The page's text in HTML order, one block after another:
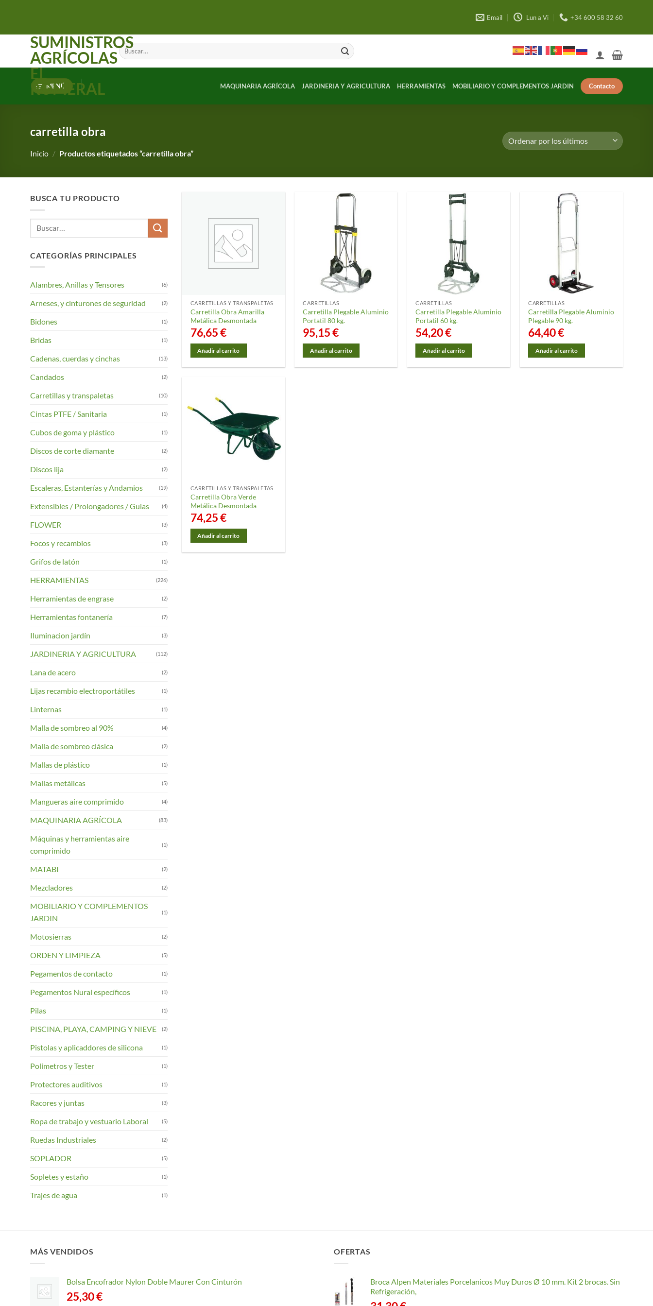
Email Lun a Vi +34 600 58 32 60
SUMINISTROS
AGRÍCOLAS
EL
ROMERAL
Buscar
por:
MENÚ MAQUINARIA AGRÍCOLA JARDINERIA Y AGRICULTURA HERRAMIENTAS MOBILIARIO Y COMPLEMENTOS JARDIN Contacto
carretilla obra
Inicio / Productos etiquetados “carretilla obra”
BUSCA TU PRODUCTO
Buscar
CATEGORÍAS PRINCIPALES
Alambres, Anillas y Tensores (6)
Arneses, y cinturones de seguridad (2)
Bidones (1)
Bridas (1)
Cadenas, cuerdas y cinchas (13)
Candados (2)
Carretillas y transpaletas (10)
Cintas PTFE / Sanitaria (1)
Cubos de goma y plástico (1)
Discos de corte diamante (2)
Discos lija (2)
Escaleras, Estanterías y Andamios (19)
Extensibles / Prolongadores / Guias (4)
FLOWER (3)
Focos y recambios (3)
Grifos de latón (1)
HERRAMIENTAS (226)
Herramientas de engrase (2)
Herramientas fontanería (7)
Iluminacion jardín (3)
JARDINERIA Y AGRICULTURA (112)
Lana de acero (2)
Lijas recambio electroportátiles (1)
Linternas (1)
Malla de sombreo al 90% (4)
Malla de sombreo clásica (2)
Mallas de plástico (1)
Mallas metálicas (5)
Mangueras aire comprimido (4)
MAQUINARIA AGRÍCOLA (83)
Máquinas y herramientas aire
comprimido
(1)
MATABI (2)
Mezcladores (2)
MOBILIARIO Y COMPLEMENTOS
JARDIN
(1)
Motosierras (2)
ORDEN Y LIMPIEZA (5)
Pegamentos de contacto (1)
Pegamentos Nural específicos (1)
Pilas (1)
PISCINA, PLAYA, CAMPING Y NIEVE (2)
Pistolas y aplicaddores de silicona (1)
Polimetros y Tester (1)
Protectores auditivos (1)
Racores y juntas (3)
Ropa de trabajo y vestuario Laboral (5)
Ruedas Industriales (2)
SOPLADOR (5)
Sopletes y estaño (1)
Trajes de agua (1)
CARRETILLAS Y TRANSPALETAS
Carretilla Obra Amarilla
Metálica Desmontada
76,65€
Añadir al carrito
CARRETILLAS
Carretilla Plegable Aluminio
Portatil 80 kg.
95,15€
Añadir al carrito
CARRETILLAS
Carretilla Plegable Aluminio
Portatil 60 kg.
54,20€
Añadir al carrito
CARRETILLAS
Carretilla Plegable Aluminio
Plegable 90 kg.
64,40€
Añadir al carrito
CARRETILLAS Y TRANSPALETAS
Carretilla Obra Verde
Metálica Desmontada
74,25€
Añadir al carrito
MÁS VENDIDOS
Bolsa Encofrador Nylon Doble Maurer Con Cinturón
25,30€
OFERTAS
Broca Alpen Materiales Porcelanicos Muy Duros Ø 10 mm. Kit 2 brocas. Sin
Refrigeración,